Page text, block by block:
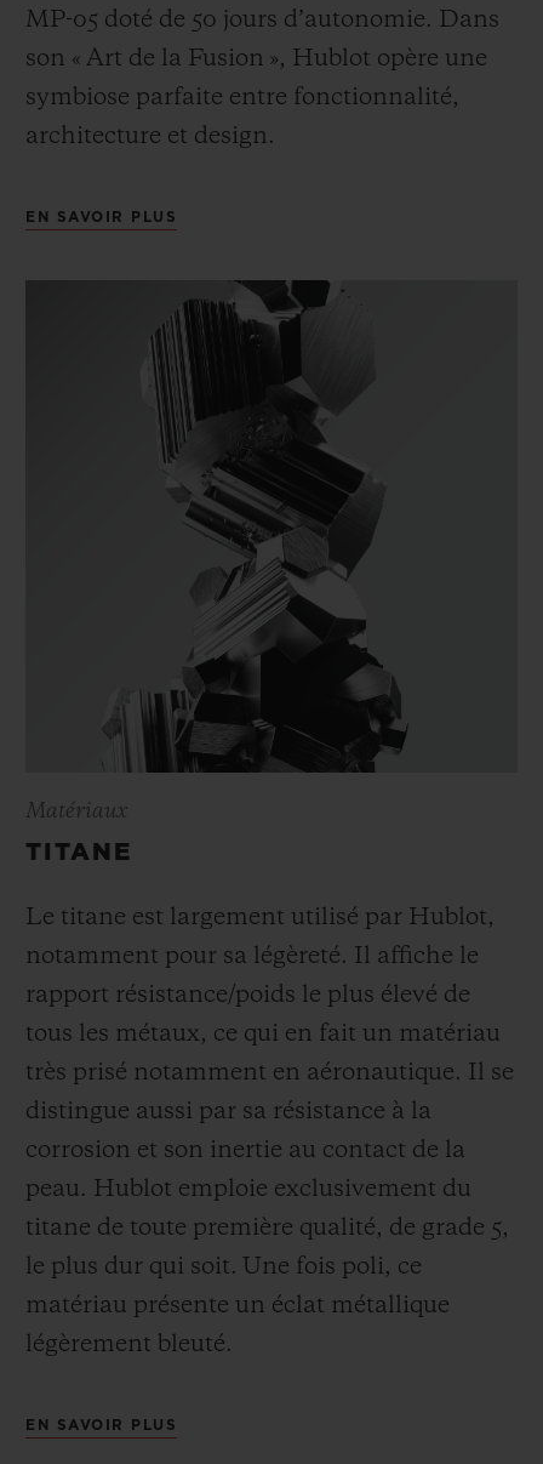
MP-05 doté de 50 jours d’autonomie. Dans
son « Art de la Fusion », Hublot opère une
symbiose parfaite entre fonctionnalité,
architecture et design.
EN SAVOIR PLUS
Matériaux
TITANE
Le titane est largement utilisé par Hublot,
notamment pour sa légèreté. Il affiche le
rapport résistance/poids le plus élevé de
tous les métaux, ce qui en fait un matériau
très prisé notamment en aéronautique. Il se
distingue aussi par sa résistance à la
corrosion et son inertie au contact de la
peau. Hublot emploie exclusivement du
titane de toute première qualité, de grade 5,
le plus dur qui soit. Une fois poli, ce
matériau présente un éclat métallique
légèrement bleuté.
EN SAVOIR PLUS